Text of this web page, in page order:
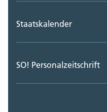
Staatskalender
SO! Personalzeitschrift